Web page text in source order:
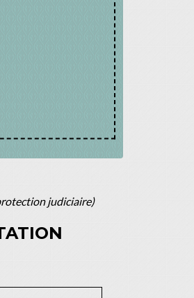
judiciaire)